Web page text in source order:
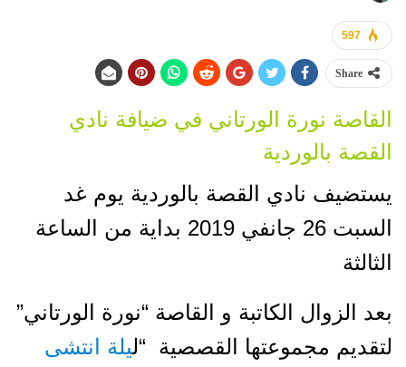
597
Share
القاصة نورة الورتاني في ضيافة نادي
القصة بالوردية
يستضيف نادي القصة بالوردية يوم غد
السبت 26 جانفي 2019 بداية من الساعة
الثالثة
بعد الزوال
الكاتبة و القاصة “نورة الورتاني”
لتقديم مجموعتها القصصية “ليلة انتشى